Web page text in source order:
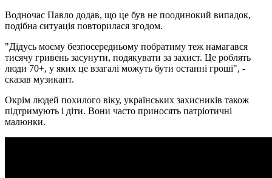
Водночас Павло додав, що це був не поодинокий випадок,
подібна ситуація повторилася згодом.
"Дідусь моєму безпосередньому побратиму теж намагався
тисячу гривень засунути, подякувати за захист. Це роблять
люди 70+, у яких це взагалі можуть бути останні гроші", -
сказав музикант.
Окрім людей похилого віку, українських захисників також
підтримують і діти. Вони часто приносять патріотичні
малюнки.